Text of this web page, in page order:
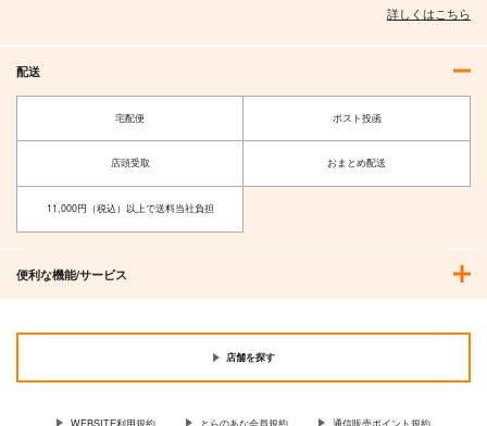
詳しくはこちら
配送
宅配便 ポスト投函
店頭受取 おまとめ配送
11,000円（税込）以上で送料当社負担
便利な機能/サービス
店舗を探す
WEBSITE利用規約 とらのあな会員規約 通信販売ポイント規約